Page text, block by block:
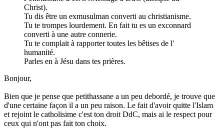
Christ).
Tu dis être un exmusulman converti au christianisme.
Tu te trompes lourdement. En fait tu es un exconnard
converti à une autre connerie.
Tu te complait à rapporter toutes les bêtises de l'
humanité.
Parles en à Jésu dans tes prières.
Bonjour,
Bien que je pense que petithassane a un peu debordé, je trouve que
d'une certaine façon il a un peu raison. Le fait d'avoir quitte l'Islam
et rejoint le catholisime c'est ton droit DdC, mais ai le respect pour
ceux qui n'ont pas fait ton choix.